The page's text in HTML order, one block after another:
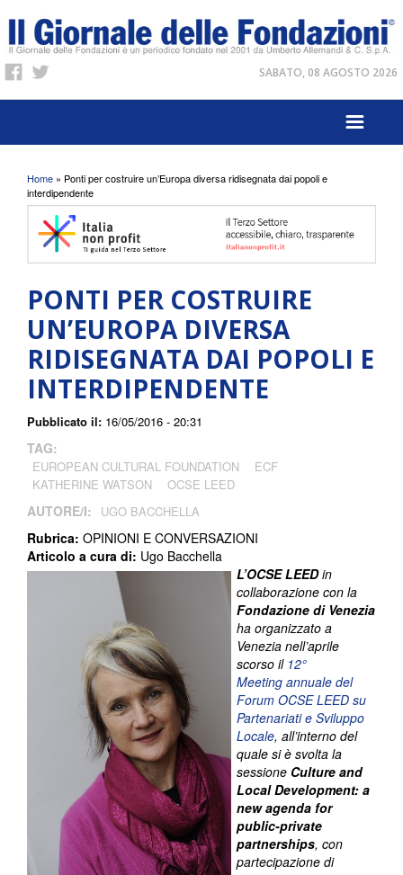
SABATO, 08 AGOSTO 2026
Tu sei qui
Home » Ponti per costruire un’Europa diversa ridisegnata dai popoli e
interdipendente
PONTI PER COSTRUIRE
UN’EUROPA DIVERSA
RIDISEGNATA DAI POPOLI E
INTERDIPENDENTE
Pubblicato il: 16/05/2016 - 20:31
TAG:
EUROPEAN CULTURAL FOUNDATION
ECF
KATHERINE WATSON
OCSE LEED
AUTORE/I: UGO BACCHELLA
Rubrica: OPINIONI E CONVERSAZIONI
Articolo a cura di: Ugo Bacchella
L’OCSE LEEDin
collaborazione con la
Fondazione di Venezia
ha organizzato a
Venezia nell’aprile
scorso il 12°
Meeting annuale del
Forum OCSE LEED su
Partenariati e Sviluppo
Locale, all’interno del
quale si è svolta la
sessione Culture and
Local Development: a
new agenda for
public-private
partnerships, con
partecipazione di